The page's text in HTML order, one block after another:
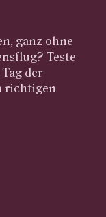
ganz ohne
Teste
der
richtigen